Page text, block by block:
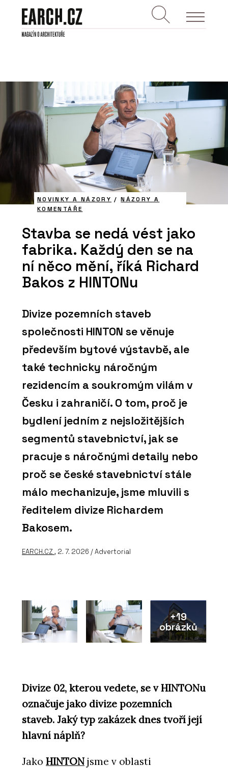
NOVINKY A NÁZORY /NÁZORY A
KOMENTÁŘE
Stavba se nedá vést jako
fabrika. Každý den se na
ní něco mění, říká Richard
Bakos z HINTONu
Divize pozemních staveb
společnosti HINTON se věnuje
především bytové výstavbě, ale
také technicky náročným
rezidencím a soukromým vilám v
Česku i zahraničí. O tom, proč je
bydlení jedním z nejsložitějších
segmentů stavebnictví, jak se
pracuje s náročnými detaily nebo
proč se české stavebnictví stále
málo mechanizuje, jsme mluvili s
ředitelem divize Richardem
Bakosem.
EARCH.CZ , 2. 7. 2026 / Advertorial
+19
obrázků
Divize 02, kterou vedete, se v HINTONu
označuje jako divize pozemních
staveb. Jaký typ zakázek dnes tvoří její
hlavní náplň?
Jako HINTON jsme v oblasti